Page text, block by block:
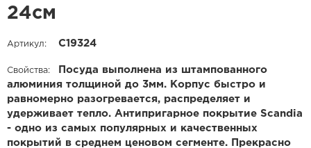
24см
Артикул: С19324
Свойства:
Посуда выполнена из штампованного
алюминия толщиной до 3мм. Корпус быстро и
равномерно разогревается, распределяет и
удерживает тепло. Антипригарное покрытие Scandia
- одно из самых популярных и качественных
покрытий в среднем ценовом сегменте. Прекрасно